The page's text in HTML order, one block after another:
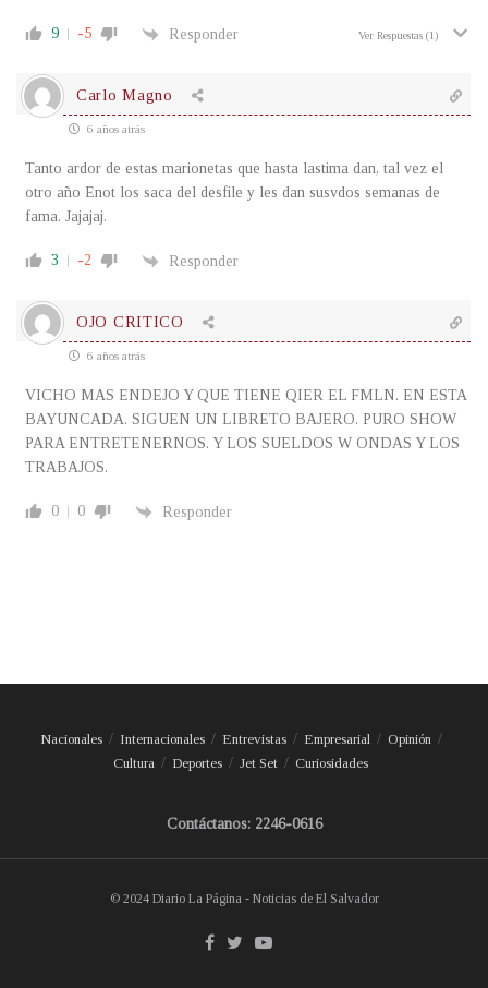
9 -5 Responder Ver Respuestas (1)
Carlo Magno
6 años atrás
Tanto ardor de estas marionetas que hasta lastima dan, tal vez el
otro año Enot los saca del desfile y les dan susvdos semanas de
fama. Jajajaj.
3 -2 Responder
OJO CRITICO
6 años atrás
VICHO MAS ENDEJO Y QUE TIENE QIER EL FMLN. EN ESTA
BAYUNCADA. SIGUEN UN LIBRETO BAJERO. PURO SHOW
PARA ENTRETENERNOS. Y LOS SUELDOS W ONDAS Y LOS
TRABAJOS.
0 0 Responder
Nacionales Internacionales Entrevistas Empresarial
Opinión
Cultura
Deportes Jet Set Curiosidades
Contáctanos: 2246-0616
© 2024 Diario La Página - Noticias de El Salvador